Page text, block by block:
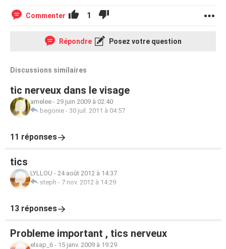
Commenter 1
Répondre Posez votre question
Discussions similaires
tic nerveux dans le visage
amelee - 29 juin 2009 à 02:40
begonie - 30 juil. 2011 à 04:57
11 réponses
tics
LYLLOU - 24 août 2012 à 14:37
steph - 7 nov. 2012 à 14:29
13 réponses
Probleme important , tics nerveux
elsap_6 - 15 janv. 2009 à 19:29